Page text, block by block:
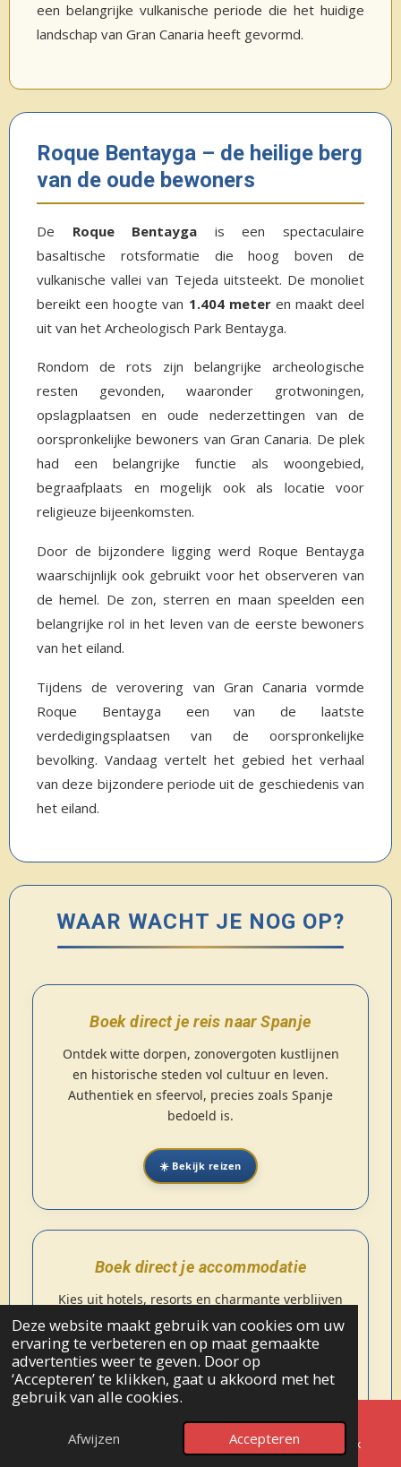
Deze website maakt gebruik van cookies om uw
ervaring te verbeteren en op maat gemaakte
advertenties weer te geven. Door op
‘Accepteren’ te klikken, gaat u akkoord met het
gebruik van alle cookies.
Afwijzen Accepteren
een belangrijke vulkanische periode die het huidige
landschap van Gran Canaria heeft gevormd.
Roque Bentayga – de heilige berg
van de oude bewoners
De Roque Bentayga is een spectaculaire
basaltische rotsformatie die hoog boven de
vulkanische vallei van Tejeda uitsteekt. De monoliet
bereikt een hoogte van 1.404 meteren maakt deel
uit van het Archeologisch Park Bentayga.
Rondom de rots zijn belangrijke archeologische
resten gevonden, waaronder grotwoningen,
opslagplaatsen en oude nederzettingen van de
oorspronkelijke bewoners van Gran Canaria. De plek
had een belangrijke functie als woongebied,
begraafplaats en mogelijk ook als locatie voor
religieuze bijeenkomsten.
Door de bijzondere ligging werd Roque Bentayga
waarschijnlijk ook gebruikt voor het observeren van
de hemel. De zon, sterren en maan speelden een
belangrijke rol in het leven van de eerste bewoners
van het eiland.
Tijdens de verovering van Gran Canaria vormde
Roque Bentayga een van de laatste
verdedigingsplaatsen van de oorspronkelijke
bevolking. Vandaag vertelt het gebied het verhaal
van deze bijzondere periode uit de geschiedenis van
het eiland.
WAAR WACHT JE NOG OP?
Boek direct je reis naar Spanje
Ontdek witte dorpen, zonovergoten kustlijnen
en historische steden vol cultuur en leven.
Authentiek en sfeervol, precies zoals Spanje
bedoeld is.
☀️ Bekijk reizen
Boek direct je accommodatie
Kies uit hotels, resorts en charmante verblijven
op de mooiste plekken van Spanje. Van kust tot
binnenland, overal vind je comfort en karakter.
🏨 Bekijk accommodaties
↑ NAAR BOVEN
E-mailadres Telefoonnummer Facebook